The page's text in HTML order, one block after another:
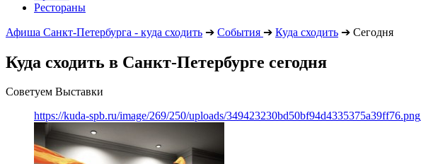
Рестораны
Афиша Санкт-Петербурга - куда сходить ➔ События ➔ Куда сходить ➔ Сегодня
Куда сходить в Санкт-Петербурге сегодня
Советуем Выставки
https://kuda-spb.ru/image/269/250/uploads/349423230bd50bf94d4335375a39ff76.png